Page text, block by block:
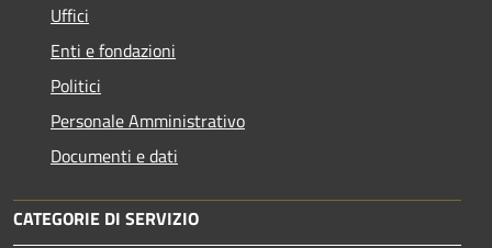
Uffici
Enti e fondazioni
Politici
Personale Amministrativo
Documenti e dati
CATEGORIE DI SERVIZIO